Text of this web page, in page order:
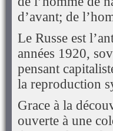
d’avant; de
Le Russe est
années 1920,
pensant
la reproduction
Grace à la
ouverte à une